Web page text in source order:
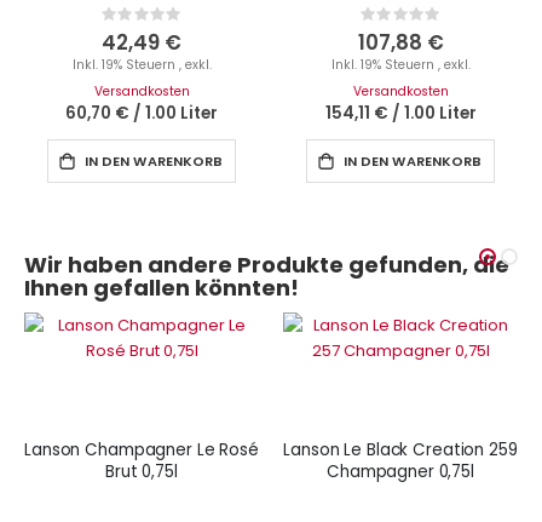
Rating:
0%
42,49 €
Inkl. 19% Steuern , exkl.
Versandkosten
60,70 € / 1.00 Liter
IN DEN WARENKORB
Rating:
0%
107,88 €
Inkl. 19% Steuern , exkl.
Versandkosten
154,11 € / 1.00 Liter
IN DEN WARENKORB
Wir haben andere Produkte gefunden, die
Ihnen gefallen könnten!
Lanson Champagner Le Rosé
Brut 0,75l
Lanson Le Black Creation 259
Champagner 0,75l